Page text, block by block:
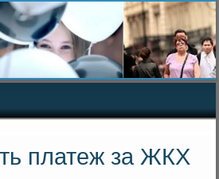
платеж за ЖКХ